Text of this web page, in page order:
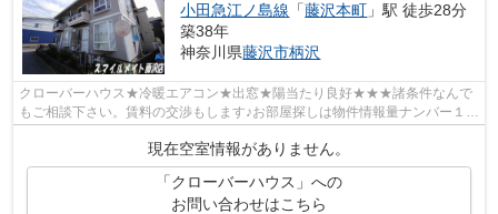
小田急江ノ島線 「藤沢本町 」駅 徒歩28分
築38年
神奈川県藤沢市柄沢
クローバーハウス★冷暖エアコン★出窓★陽当たり良好★★★諸条件なんで
もご相談下さい。賃料の交渉もします♪お部屋探しは物件情報量ナンバー１の
スマイルメイト藤沢店へ♪お部屋見学は、お...
現在空室情報がありません。
「クローバーハウス」への
お問い合わせはこちら